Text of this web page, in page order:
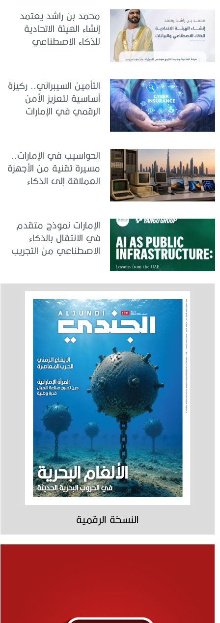
محمد بن راشد يعتمد
إنشاء الهيئة الاتحادية
للذكاء الاصطناعي
التأمين السيبراني.. ركيزة
أساسية لتعزيز الأمن
الرقمي في الإمارات
الحواسيب في الإمارات..
مسيرة تقنية من الأجهزة
العملاقة إلى الذكاء
الإمارات نموذج متقدم
في الانتقال بالذكاء
الاصطناعي من التجريب
النسخة الرقمية